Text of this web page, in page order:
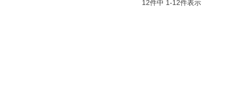
12件中 1-12件表示